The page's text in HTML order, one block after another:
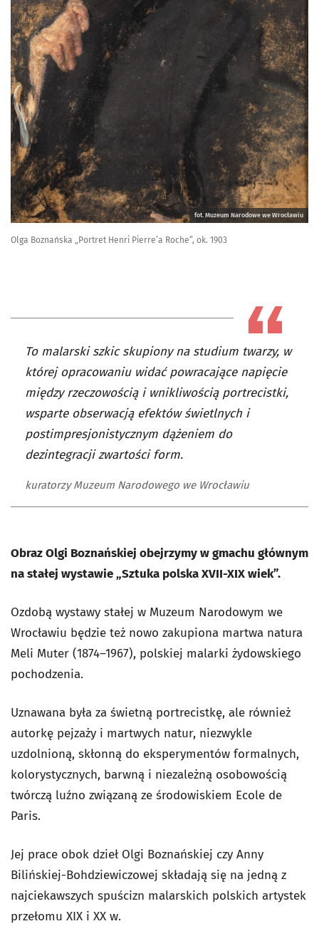
fot. Muzeum Narodowe we Wrocławiu
Olga Boznańska „Portret Henri Pierre’a Roche”, ok. 1903
To malarski szkic skupiony na studium twarzy, w
której opracowaniu widać powracające napięcie
między rzeczowością i wnikliwością portrecistki,
wsparte obserwacją efektów świetlnych i
postimpresjonistycznym dążeniem do
dezintegracji zwartości form.
kuratorzy Muzeum Narodowego we Wrocławiu
Obraz Olgi Boznańskiej obejrzymy w gmachu głównym
na stałej wystawie „Sztuka polska XVII-XIX wiek”.
Ozdobą wystawy stałej w Muzeum Narodowym we
Wrocławiu będzie też nowo zakupiona martwa natura
Meli Muter (1874–1967), polskiej malarki żydowskiego
pochodzenia.
Uznawana była za świetną portrecistkę, ale również
autorkę pejzaży i martwych natur, niezwykle
uzdolnioną, skłonną do eksperymentów formalnych,
kolorystycznych, barwną i niezależną osobowością
twórczą luźno związaną ze środowiskiem Ecole de
Paris.
Jej prace obok dzieł Olgi Boznańskiej czy Anny
Bilińskiej-Bohdziewiczowej składają się na jedną z
najciekawszych spuścizn malarskich polskich artystek
przełomu XIX i XX w.